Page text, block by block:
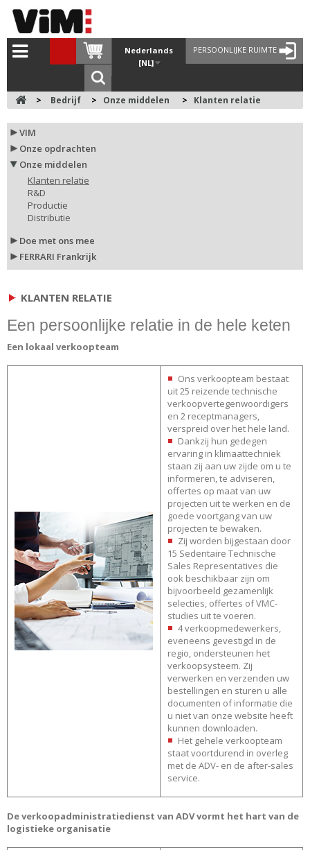
PERSOONLIJKE RUIMTE
Nederlands
[NL]
> Bedrijf > Onze middelen > Klanten relatie
VIM
Onze opdrachten
Onze middelen
Klanten relatie
R&D
Productie
Distributie
Doe met ons mee
FERRARI Frankrijk
KLANTEN RELATIE
Een persoonlijke relatie in de hele keten
Een lokaal verkoopteam
Ons verkoopteam bestaat
uit 25 reizende technische
verkoopvertegenwoordigers
en 2 receptmanagers,
verspreid over het hele land.
Dankzij hun gedegen
ervaring in klimaattechniek
staan zij aan uw zijde om u te
informeren, te adviseren,
offertes op maat van uw
projecten uit te werken en de
goede voortgang van uw
projecten te bewaken.
Zij worden bijgestaan door
15 Sedentaire Technische
Sales Representatives die
ook beschikbaar zijn om
bijvoorbeeld gezamenlijk
selecties, offertes of VMC-
studies uit te voeren.
4 verkoopmedewerkers,
eveneens gevestigd in de
regio, ondersteunen het
verkoopsysteem. Zij
verwerken en verzenden uw
bestellingen en sturen u alle
documenten of informatie die
u niet van onze website heeft
kunnen downloaden.
Het gehele verkoopteam
staat voortdurend in overleg
met de ADV- en de after-sales
service.
De verkoopadministratiedienst van ADV vormt het hart van de
logistieke organisatie